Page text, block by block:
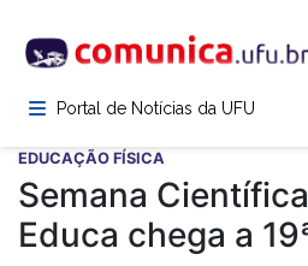
para
conteúdoPortal de Notícias da UFU
EDUCAÇÃO FÍSICA
Semana
Educa chega a